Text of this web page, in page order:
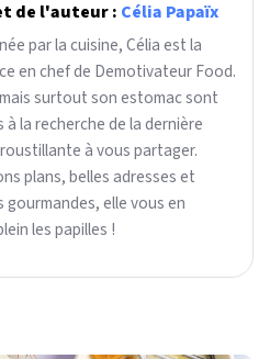
de l'auteur : Célia Papaïx
par la cuisine, Célia est la
en chef de Demotivateur Food.
surtout son estomac sont
la recherche de la dernière
à vous partager.
plans, belles adresses et
elle vous en
les papilles !